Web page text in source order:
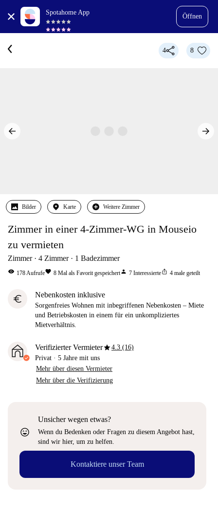
Spotahome App
Öffnen
4 8
Bilder Karte Weitere Zimmer
Zimmer in einer 4-Zimmer-WG in Mouseio
zu vermieten
Zimmer 4 Zimmer 1 Badezimmer
visibility 178Aufrufefavorite 8 Mal als Favorit gespeichertperson 7 Interessierteios_share 4 male geteilt
euro Nebenkosten inklusive
Sorgenfreies Wohnen mit inbegriffenen Nebenkosten – Miete
und Betriebskosten in einem für ein unkompliziertes
Mietverhältnis.
Verifizierter Vermieterstar4.3 (16)
Privat · 5 Jahre mit uns
Mehr über diesen Vermieter
Mehr über die Verifizierung
sentiment_very_satisfied
Unsicher wegen etwas?
Wenn du Bedenken oder Fragen zu diesem Angebot hast,
sind wir hier, um zu helfen.
Kontaktiere unser Team